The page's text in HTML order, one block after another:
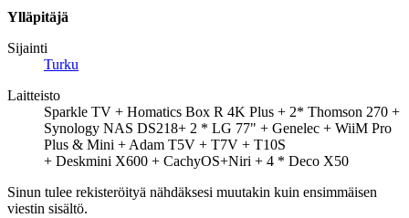
Ylläpitäjä
Sijainti
Turku
Laitteisto
Sparkle TV + Homatics Box R 4K Plus + 2* Thomson 270 +
Synology NAS DS218+ 2 * LG 77" + Genelec + WiiM Pro
Plus & Mini + Adam T5V + T7V + T10S
+ Deskmini X600 + CachyOS+Niri + 4 * Deco X50
Sinun tulee rekisteröityä nähdäksesi muutakin kuin ensimmäisen
viestin sisältö.